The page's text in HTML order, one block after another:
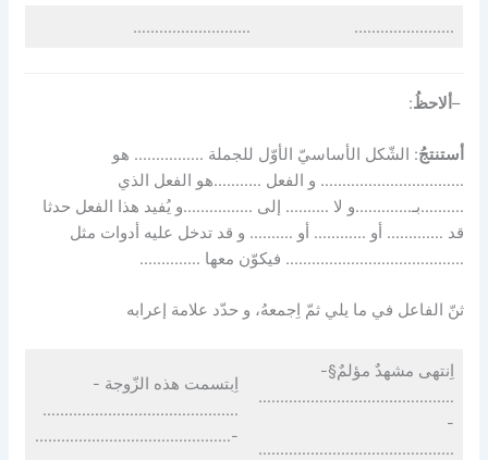
…………………..
………………………
– ألاحظُ:
أستنتجُ: الشّكل الأساسيّ الأوّل للجملة ……………. هو
…………………………… و الفعل ………..هو الفعل الذي
……….بـ………….و لا ………. إلى …………….و يُفيد هذا الفعل حدثا
قد …………. أو ………… أو ………. و قد تدخل عليه أدوات مثل
………………………………….. فيكوّن معها …………..
ثنّ الفاعل في ما يلي ثمّ اِجمعهُ، و حدّد علامة إعرابه
اِنتهى مشهدٌ مؤلمٌ§-
………………………………………
-
………………………………………
اِبتسمت هذه الزّوجة -
………………………………………
-………………………………………